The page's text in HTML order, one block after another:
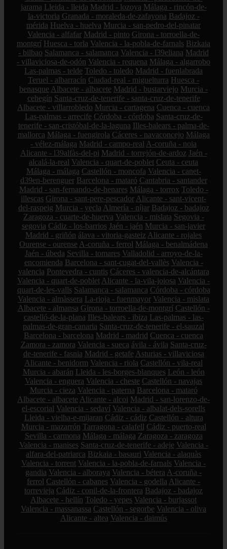
jarama Lleida - lleida Madrid - lozoya Málaga - rincón-de-
la-victoria Granada - moraleda-de-zafayona Badajoz -
mérida Huelva - huelva Murcia - san-pedro-del-pinatar
Valencia - alfafar Madrid - pinto Girona - torroella-de-
montgrí Huesca - torla Valencia - la-pobla-de-farnals Bizkaia
- bilbao Salamanca - salamanca Valencia - l39eliana Madrid
- villaviciosa-de-odón Valencia - requena Málaga - algarrobo
Las-palmas - telde Toledo - toledo Madrid - fuenlabrada
Teruel - albarracín Ciudad-real - miguelturra Huesca -
benasque Albacete - albacete Madrid - bustarviejo Murcia -
cehegín Santa-cruz-de-tenerife - santa-cruz-de-tenerife
Albacete - villarrobledo Murcia - cartagena Cuenca - cuenca
Las-palmas - arrecife Córdoba - córdoba Santa-cruz-de-
tenerife - san-cristóbal-de-la-laguna Illes-balears - palma-de-
mallorca Málaga - fuengirola Cáceres - navaconcejo Málaga
- vélez-málaga Madrid - campo-real A-coruña - noia
Alicante - l39alfàs-del-pi Madrid - torrejón-de-ardoz Jaén -
alcalá-la-real Valencia - quart-de-poblet Ceuta - ceuta
Málaga - málaga Castellón - moncofa Valencia - canet-
d39en-berenguer Barcelona - mataró Cantabria - santander
Madrid - san-fernando-de-henares Málaga - torrox Toledo -
illescas Girona - sant-pere-pescador Alicante - sant-vicent-
del-raspeig Murcia - yecla Almería - níjar Badajoz - badajoz
Zaragoza - cuarte-de-huerva Valencia - mislata Segovia -
segovia Cádiz - los-barrios Jaén - jaén Murcia - san-javier
Madrid - griñón álava - vitoria-gasteiz Alicante - rojales
Ourense - ourense A-coruña - ferrol Málaga - benalmádena
Jaén - úbeda Sevilla - tomares Valladolid - arroyo-de-la-
encomienda Barcelona - sant-cugat-del-vallès Valencia -
valencia Pontevedra - cuntis Cáceres - valencia-de-alcántara
Valencia - quart-de-poblet Alicante - la-vila-joiosa Valencia -
quart-de-les-valls Salamanca - salamanca Córdoba - córdoba
Valencia - almàssera La-rioja - fuenmayor Valencia - mislata
Albacete - almansa Girona - torroella-de-montgrí Castellón -
castelló-de-la-plana Illes-balears - ibiza Las-palmas - las-
palmas-de-gran-canaria Santa-cruz-de-tenerife - el-sauzal
Barcelona - barcelona Madrid - madrid Cuenca - cuenca
Zamora - zamora Valencia - sueca ávila - ávila Santa-cruz-
de-tenerife - fasnia Madrid - getafe Asturias - villaviciosa
Alicante - benidorm Valencia - riola Castellón - vila-real
Murcia - abarán Lleida - les-borges-blanques León - león
Valencia - enguera Valencia - cheste Castellón - navajas
Murcia - cieza Valencia - paterna Barcelona - mataró
Albacete - albacete Alicante - alcoi Madrid - san-lorenzo-de-
el-escorial Valencia - sedaví Valencia - albalat-dels-sorells
Lleida - vielha-e-mijaran Cádiz - cádiz Castellón - altura
Murcia - mazarrón Tarragona - calafell Cádiz - puerto-real
Sevilla - carmona Málaga - málaga Zaragoza - zaragoza
Valencia - manises Santa-cruz-de-tenerife - adeje Valencia -
alfara-del-patriarca Bizkaia - basauri Valencia - alaquàs
Valencia - torrent Valencia - la-pobla-de-farnals Valencia -
gandia Valencia - alboraya Valencia - bétera A-coruña -
ferrol Castellón - cabanes Valencia - godella Alicante -
torrevieja Cádiz - conil-de-la-frontera Badajoz - badajoz
Albacete - hellín Toledo - yepes Valencia - burjassot
Valencia - massanassa Castellón - segorbe Valencia - oliva
Alicante - altea Valencia - daimús